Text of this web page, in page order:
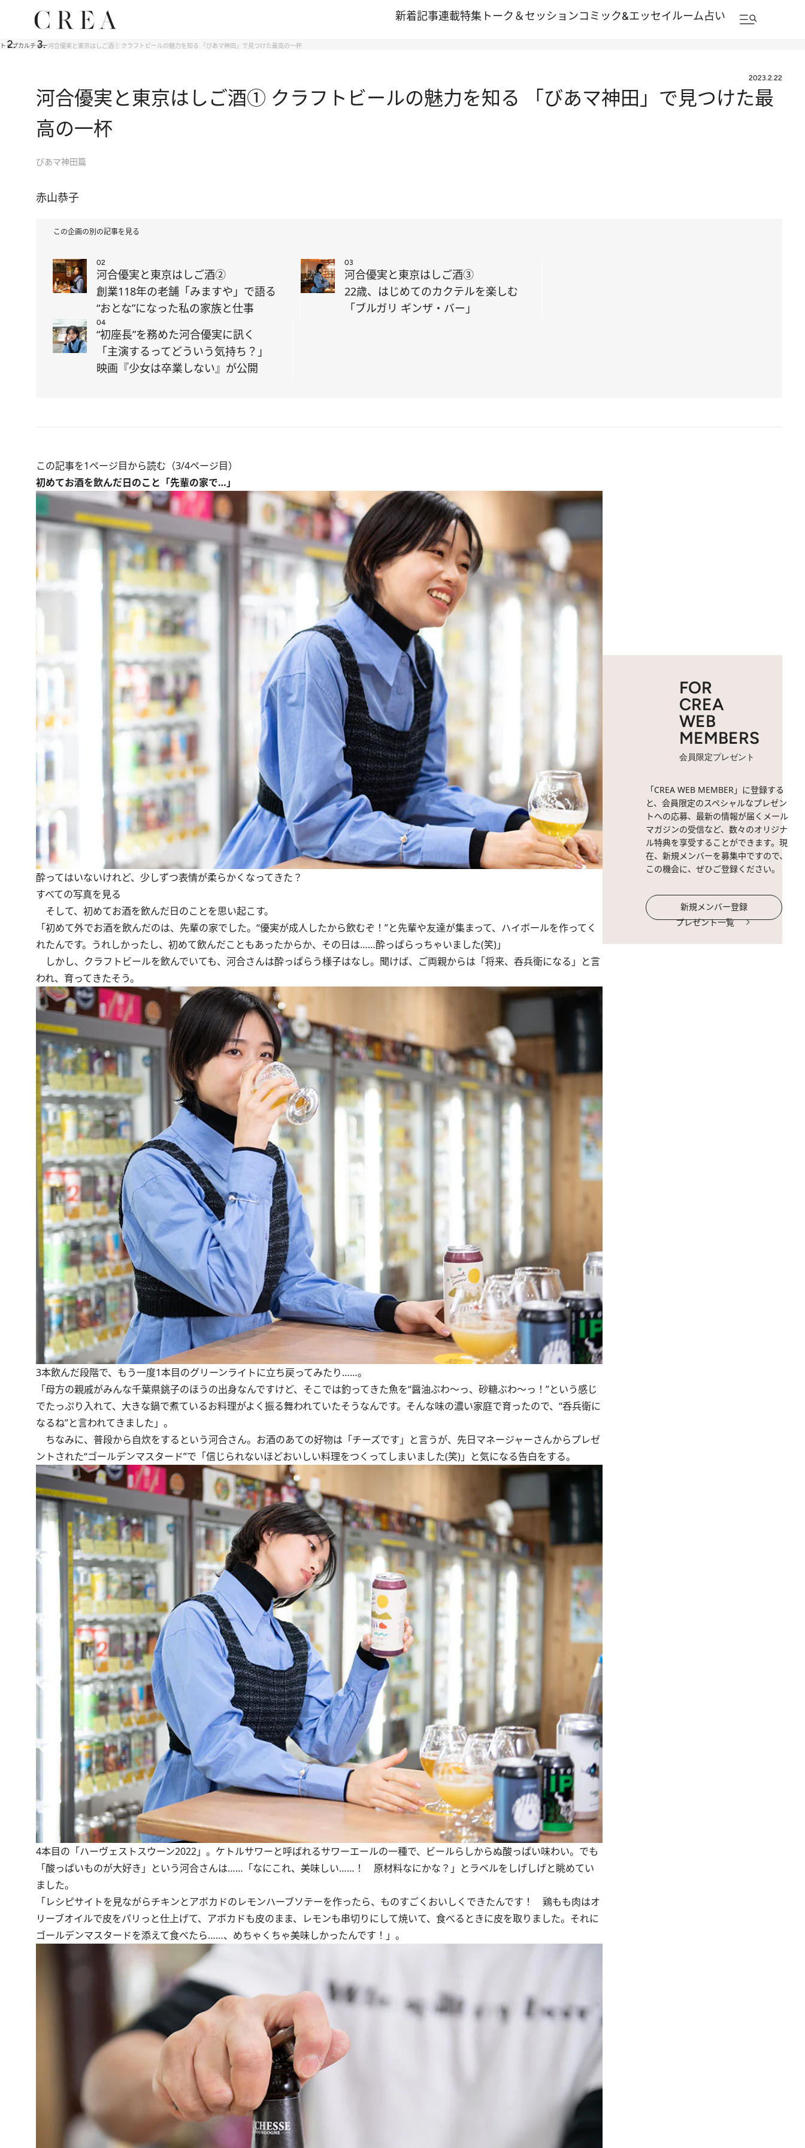
新着記事連載特集 トーク＆セッションコミック&エッセイルーム占い
トップカルチャー河合優実と東京はしご酒① クラフトビールの魅力を知る 「びあマ神田」で見つけた最高の一杯
2023.2.22
河合優実と東京はしご酒① クラフトビールの魅力を知る 「びあマ神田」で見つけた最
高の一杯
びあマ神田篇
赤山恭子
この企画の別の記事を見る
02
河合優実と東京はしご酒②
創業118年の老舗「みますや」で語る
“おとな”になった私の家族と仕事
03
河合優実と東京はしご酒③
22歳、はじめてのカクテルを楽しむ
「ブルガリ ギンザ・バー」
04
“初座長”を務めた河合優実に訊く
「主演するってどういう気持ち？」
映画『少女は卒業しない』が公開
この記事を1ページ目から読む（3/4ページ目）
初めてお酒を飲んだ日のこと「先輩の家で…」
酔ってはいないけれど、少しずつ表情が柔らかくなってきた？
すべての写真を見る
そして、初めてお酒を飲んだ日のことを思い起こす。
「初めて外でお酒を飲んだのは、先輩の家でした。“優実が成人したから飲むぞ！”と先輩や友達が集まって、ハイボールを作ってく
れたんです。うれしかったし、初めて飲んだこともあったからか、その日は……酔っぱらっちゃいました(笑)」
しかし、クラフトビールを飲んでいても、河合さんは酔っぱらう様子はなし。聞けば、ご両親からは「将来、呑兵衛になる」と言
われ、育ってきたそう。
3本飲んだ段階で、もう一度1本目のグリーンライトに立ち戻ってみたり……。
「母方の親戚がみんな千葉県銚子のほうの出身なんですけど、そこでは釣ってきた魚を“醤油ぶわ～っ、砂糖ぶわ～っ！”という感じ
でたっぷり入れて、大きな鍋で煮ているお料理がよく振る舞われていたそうなんです。そんな味の濃い家庭で育ったので、“呑兵衛に
なるね”と言われてきました」。
ちなみに、普段から自炊をするという河合さん。お酒のあての好物は「チーズです」と言うが、先日マネージャーさんからプレゼ
ントされた“ゴールデンマスタード”で「信じられないほどおいしい料理をつくってしまいました(笑)」と気になる告白をする。
4本目の「ハーヴェストスウーン2022」。ケトルサワーと呼ばれるサワーエールの一種で、ビールらしからぬ酸っぱい味わい。でも
「酸っぱいものが大好き」という河合さんは……「なにこれ、美味しい……！ 原材料なにかな？」とラベルをしげしげと眺めてい
ました。
「レシピサイトを見ながらチキンとアボカドのレモンハーブソテーを作ったら、ものすごくおいしくできたんです！ 鶏もも肉はオ
リーブオイルで皮をパリっと仕上げて、アボカドも皮のまま、レモンも串切りにして焼いて、食べるときに皮を取りました。それに
ゴールデンマスタードを添えて食べたら……、めちゃくちゃ美味しかったんです！」。
FOR
CREA
WEB
MEMBERS
会員限定プレゼント
「CREA WEB MEMBER」に登録する
と、会員限定のスペシャルなプレゼン
トへの応募、最新の情報が届くメール
マガジンの受信など、数々のオリジナ
ル特典を享受することができます。現
在、新規メンバーを募集中ですので、
この機会に、ぜひご登録ください。
新規メンバー登録
プレゼント一覧